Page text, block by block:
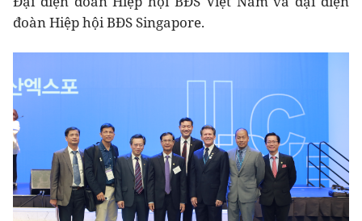
đoàn Hiệp hội BĐS Singapore.